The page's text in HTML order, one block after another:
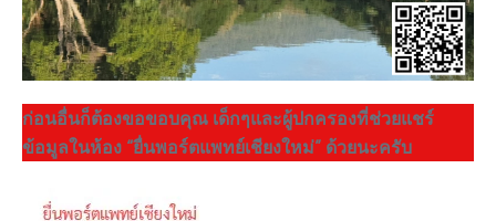
ก่อนอื่นก็ต้องขอขอบคุณ เด็กๆและผู้ปกครองที่ช่วยแชร์
ข้อมูลในห้อง “ยื่นพอร์ตแพทย์เชียงใหม่” ด้วยนะครับ